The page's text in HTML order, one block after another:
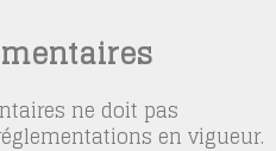
ne doit pas
en vigueur.